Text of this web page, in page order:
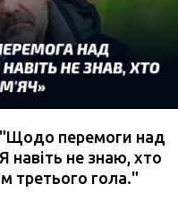
перемоги над
навіть не знаю, хто
третього гола."